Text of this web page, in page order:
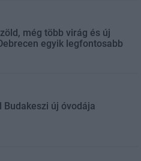
még több virág és új
egyik legfontosabb
Budakeszi új óvodája